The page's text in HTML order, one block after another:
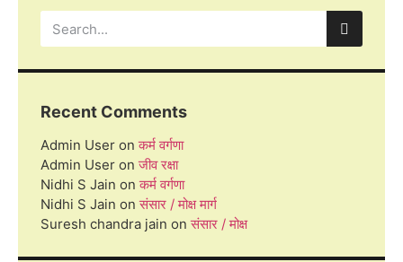
Recent Comments
Admin User onकर्म वर्गणा
Admin User onजीव रक्षा
Nidhi S Jain onकर्म वर्गणा
Nidhi S Jain onसंसार / मोक्ष मार्ग
Suresh chandra jain onसंसार / मोक्ष